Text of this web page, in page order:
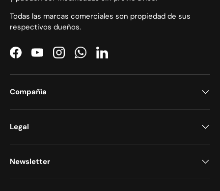
Todas las marcas comerciales son propiedad de sus
respectivos dueños.
FacebookYouTubeInstagramWhatsAppLinkedIn
Compañía
Legal
Newsletter